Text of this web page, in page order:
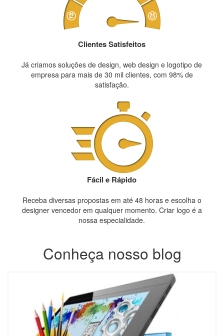
Clientes Satisfeitos
Já criamos soluções de design, web design e logotipo de
empresa para mais de 30 mil clientes, com 98% de
satisfação.
Fácil e Rápido
Receba diversas propostas em até 48 horas e escolha o
designer vencedor em qualquer momento. Criar logo é a
nossa especialidade.
Conheça nosso blog